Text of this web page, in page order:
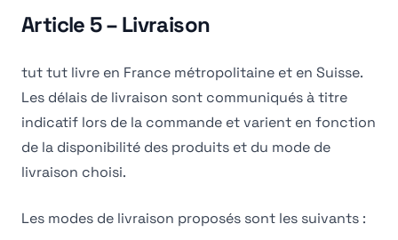
Article 5 – Livraison
tut tut livre en France métropolitaine et en Suisse.
Les délais de livraison sont communiqués à titre
indicatif lors de la commande et varient en fonction
de la disponibilité des produits et du mode de
livraison choisi.
Les modes de livraison proposés sont les suivants :